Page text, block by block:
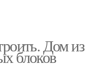
Дом из
блоков